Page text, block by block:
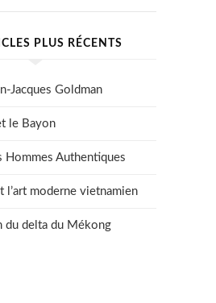
PLUS RÉCENTS
Jacques Goldman
le Bayon
Hommes Authentiques
l’art moderne vietnamien
du delta du Mékong